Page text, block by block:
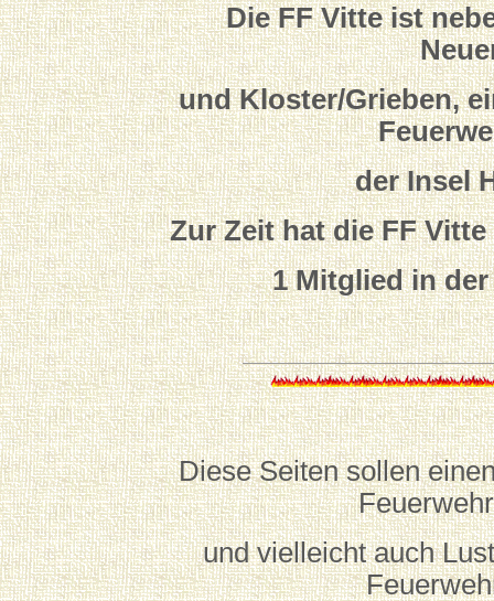
Die FF Vitte ist
und Kloster/Grieben,
der Insel
Zur Zeit hat die FF
1 Mitgliedin der
Diese Seiten sollen
und vielleicht auch